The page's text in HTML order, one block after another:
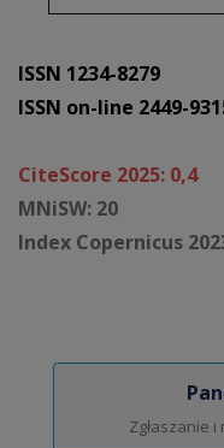
ISSN 1234-8279
ISSN on-line 2449-
CiteScore 2025: 0,4
MNiSW: 20
Index Copernicus
Zgłaszanie